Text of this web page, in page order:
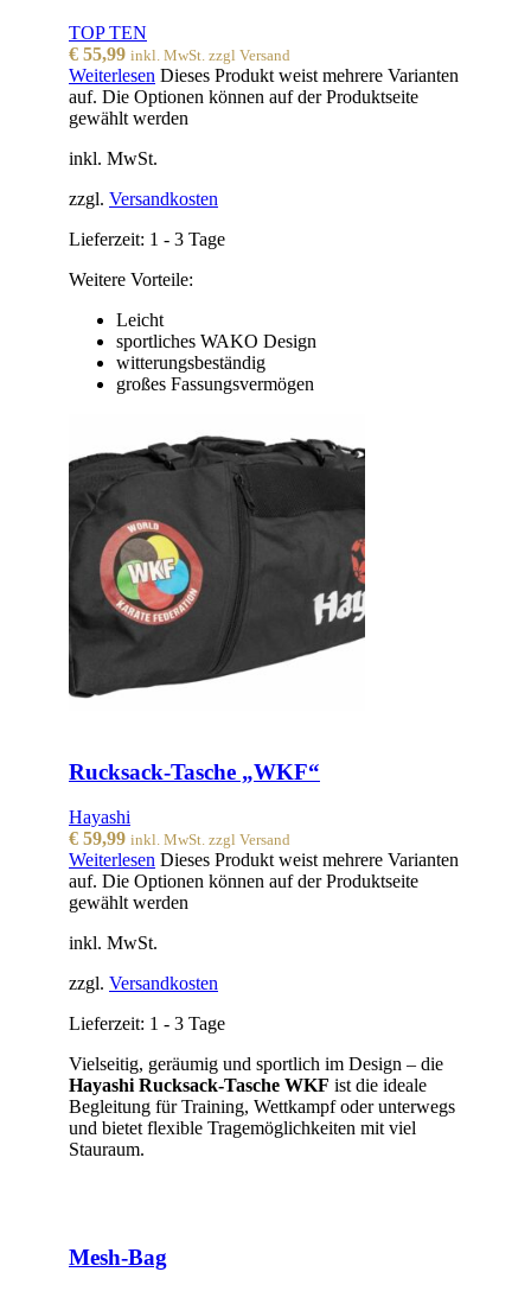
TOP TEN
€ 55,99 inkl. MwSt. zzgl Versand
Weiterlesen Dieses Produkt weist mehrere Varianten
auf. Die Optionen können auf der Produktseite
gewählt werden
inkl. MwSt.
zzgl. Versandkosten
Lieferzeit: 1 - 3 Tage
Weitere Vorteile:
Leicht
sportliches WAKO Design
witterungsbeständig
großes Fassungsvermögen
Rucksack-Tasche „WKF“
Hayashi
€ 59,99 inkl. MwSt. zzgl Versand
Weiterlesen Dieses Produkt weist mehrere Varianten
auf. Die Optionen können auf der Produktseite
gewählt werden
inkl. MwSt.
zzgl. Versandkosten
Lieferzeit: 1 - 3 Tage
Vielseitig, geräumig und sportlich im Design – die
Hayashi Rucksack-Tasche WKF ist die ideale
Begleitung für Training, Wettkampf oder unterwegs
und bietet flexible Tragemöglichkeiten mit viel
Stauraum.
Mesh-Bag